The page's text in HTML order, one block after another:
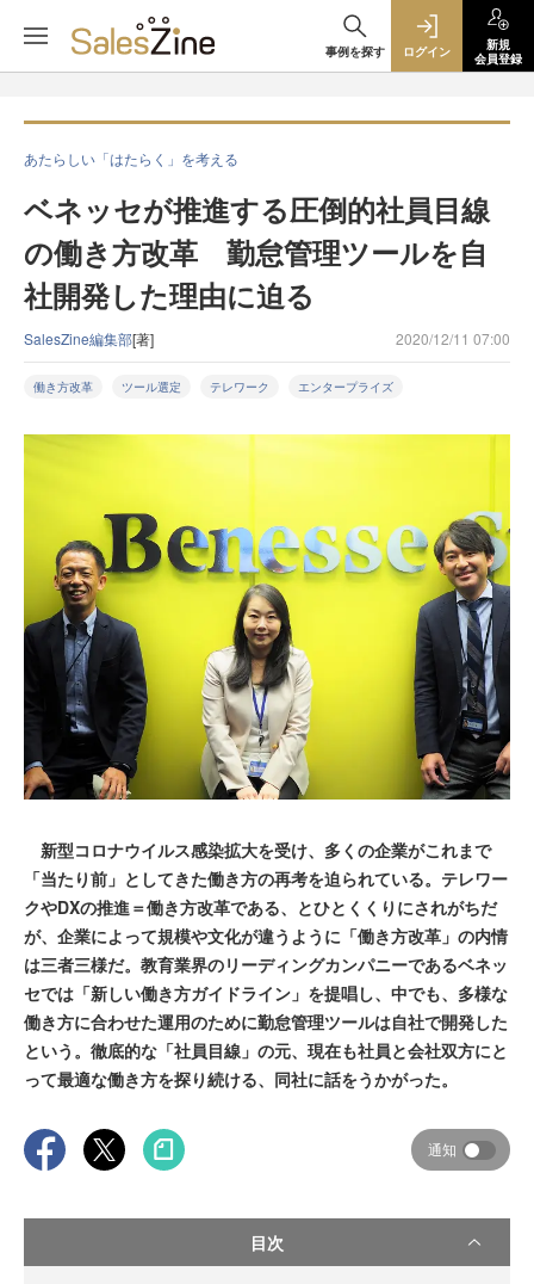
事例を探す ログイン
新規
会員登録
あたらしい「はたらく」を考える
ベネッセが推進する圧倒的社員目線
の働き方改革 勤怠管理ツールを自
社開発した理由に迫る
SalesZine編集部[著] 2020/12/11 07:00
働き方改革 ツール選定 テレワーク エンタープライズ
新型コロナウイルス感染拡大を受け、多くの企業がこれまで
「当たり前」としてきた働き方の再考を迫られている。テレワー
クやDXの推進＝働き方改革である、とひとくくりにされがちだ
が、企業によって規模や文化が違うように「働き方改革」の内情
は三者三様だ。教育業界のリーディングカンパニーであるベネッ
セでは「新しい働き方ガイドライン」を提唱し、中でも、多様な
働き方に合わせた運用のために勤怠管理ツールは自社で開発した
という。徹底的な「社員目線」の元、現在も社員と会社双方にと
って最適な働き方を探り続ける、同社に話をうかがった。
通知
目次